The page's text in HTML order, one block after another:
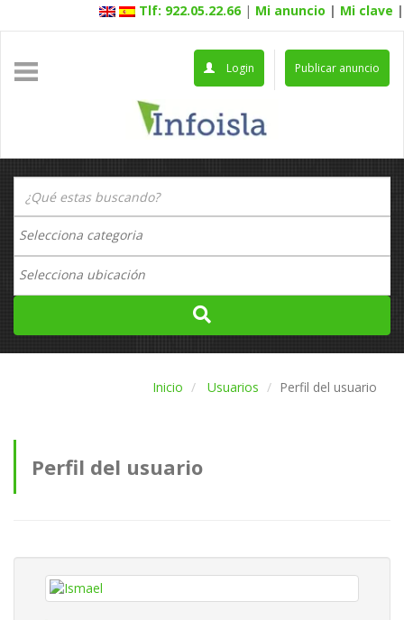
Tlf: 922.05.22.66 | Mi anuncio | Mi clave |
Publicar anuncio
Login
Inicio Usuarios Perfil del usuario
Perfil del usuario